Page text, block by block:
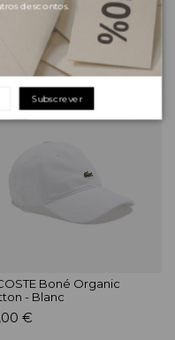
WIP Chapéu
Bucket - Black
Boné Organic
- Blanc
€
descontos.
Subscrever